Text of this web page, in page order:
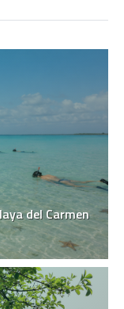
del Carmen